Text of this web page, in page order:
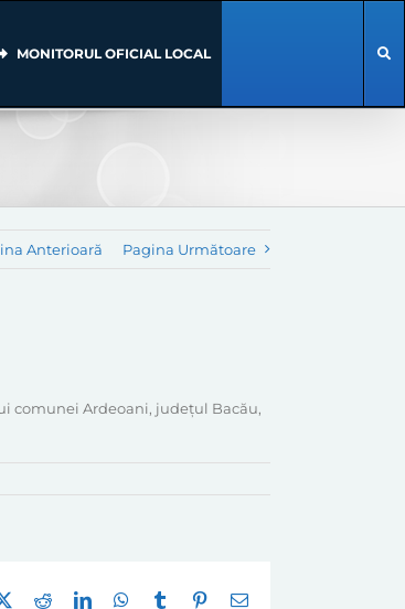
MONITORUL OFICIAL LOCAL
Anterioară Pagina Următoare
comunei Ardeoani, județul Bacău,
RedditLinkedInWhatsApp
Tumblr Pinterest
E-